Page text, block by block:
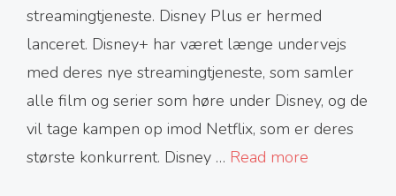
streamingtjeneste. Disney Plus er hermed
lanceret. Disney+ har været længe undervejs
med deres nye streamingtjeneste, som samler
alle film og serier som høre under Disney, og de
vil tage kampen op imod Netflix, som er deres
største konkurrent. Disney … Read more